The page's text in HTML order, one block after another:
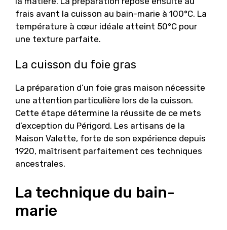
frais avant la cuisson au bain-marie à 100°C. La
température à cœur idéale atteint 50°C pour
une texture parfaite.
La cuisson du foie gras
La préparation d’un foie gras maison nécessite
une attention particulière lors de la cuisson.
Cette étape détermine la réussite de ce mets
d’exception du Périgord. Les artisans de la
Maison Valette, forte de son expérience depuis
1920, maîtrisent parfaitement ces techniques
ancestrales.
La technique du bain-
marie